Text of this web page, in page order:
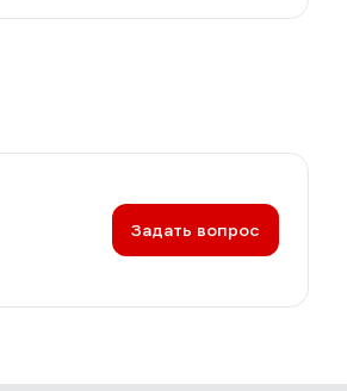
Задать вопрос